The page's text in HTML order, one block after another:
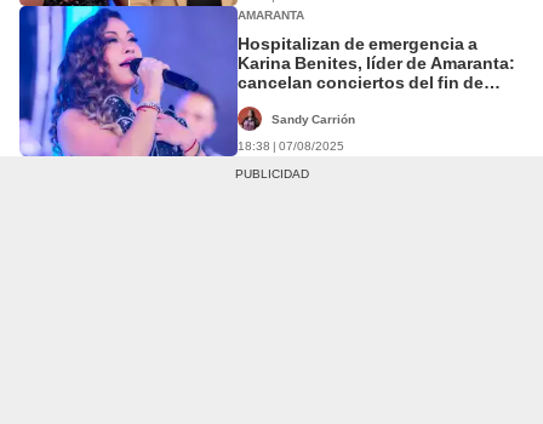
AMARANTA
Hospitalizan de emergencia a
Karina Benites, líder de Amaranta:
cancelan conciertos del fin de
Sandy Carrión
18:38 | 07/08/2025